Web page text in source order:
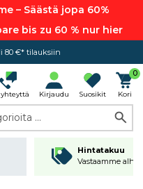
– Säästä jopa 60%
bis zu 60 % nur hier
80 €* tilauksiin
Kirjaudu Suosikit
0
Kori
...
Hintatakuu
Vastaamme